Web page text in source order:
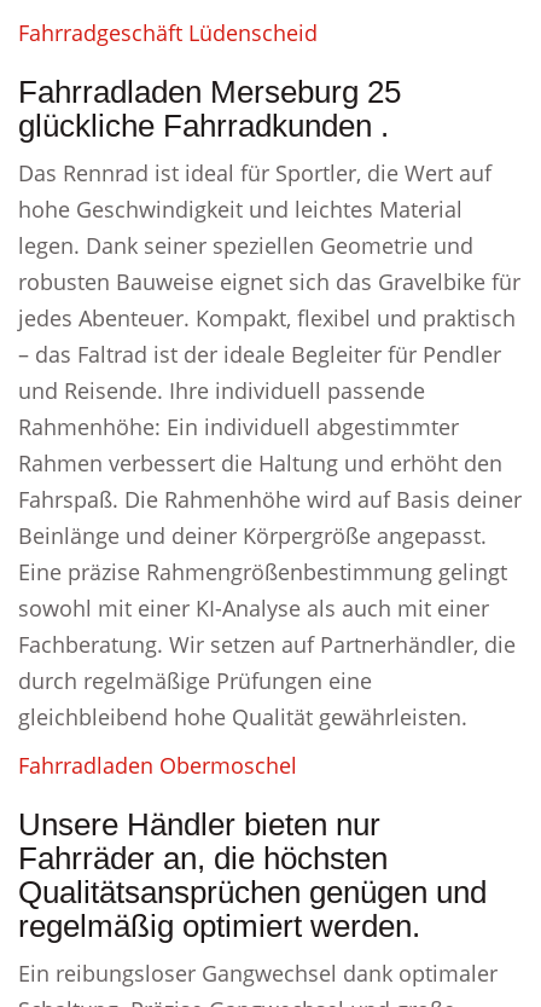
Fahrradgeschäft Lüdenscheid
Fahrradladen Merseburg 25
glückliche Fahrradkunden .
Das Rennrad ist ideal für Sportler, die Wert auf
hohe Geschwindigkeit und leichtes Material
legen. Dank seiner speziellen Geometrie und
robusten Bauweise eignet sich das Gravelbike für
jedes Abenteuer. Kompakt, flexibel und praktisch
– das Faltrad ist der ideale Begleiter für Pendler
und Reisende. Ihre individuell passende
Rahmenhöhe: Ein individuell abgestimmter
Rahmen verbessert die Haltung und erhöht den
Fahrspaß. Die Rahmenhöhe wird auf Basis deiner
Beinlänge und deiner Körpergröße angepasst.
Eine präzise Rahmengrößenbestimmung gelingt
sowohl mit einer KI-Analyse als auch mit einer
Fachberatung. Wir setzen auf Partnerhändler, die
durch regelmäßige Prüfungen eine
gleichbleibend hohe Qualität gewährleisten.
Fahrradladen Obermoschel
Unsere Händler bieten nur
Fahrräder an, die höchsten
Qualitätsansprüchen genügen und
regelmäßig optimiert werden.
Ein reibungsloser Gangwechsel dank optimaler